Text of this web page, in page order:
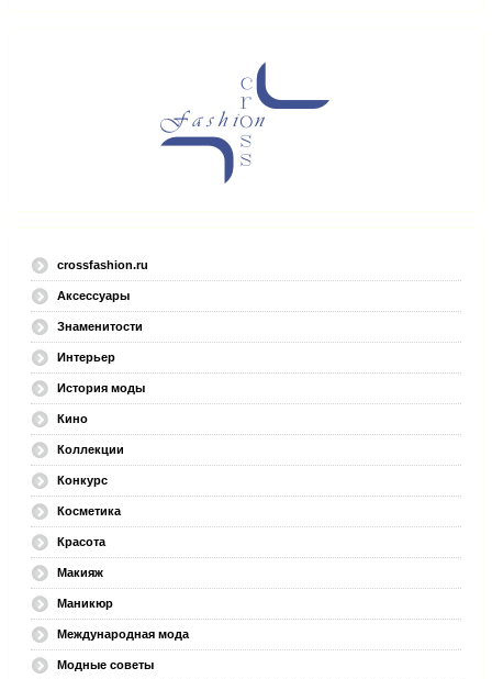
crossfashion.ru
Аксессуары
Знаменитости
Интерьер
История моды
Кино
Коллекции
Конкурс
Косметика
Красота
Макияж
Маникюр
Международная мода
Модные советы